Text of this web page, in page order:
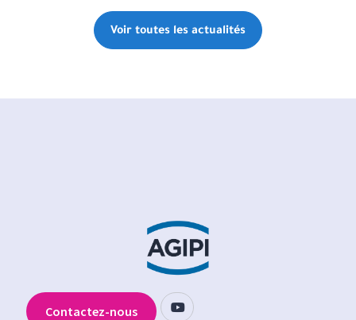
Voir toutes les actualités
Contactez-nous